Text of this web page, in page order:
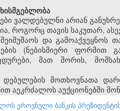
ვალდებულნი არიან
როგორც თავის საკუთარ,
და გამოაქვეყნოს
(ნებისმიერი ფორმით
მათ შორის,
დებულების მოთხოვნათა
აეკრძალოს აუქციონებში
ეროვნული ბანკის